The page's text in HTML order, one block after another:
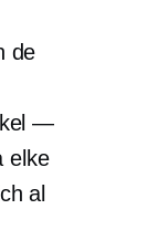
de
—
elke
al